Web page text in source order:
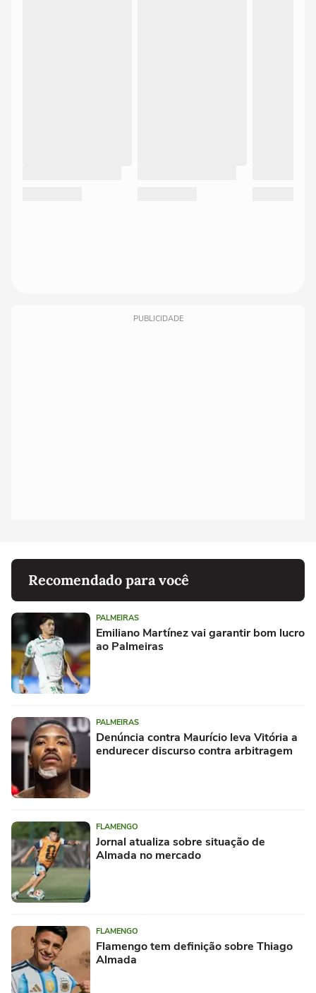
PUBLICIDADE
Recomendado para você
PALMEIRAS
Emiliano Martínez vai garantir bom lucro
ao Palmeiras
PALMEIRAS
Denúncia contra Maurício leva Vitória a
endurecer discurso contra arbitragem
FLAMENGO
Jornal atualiza sobre situação de
Almada no mercado
FLAMENGO
Flamengo tem definição sobre Thiago
Almada